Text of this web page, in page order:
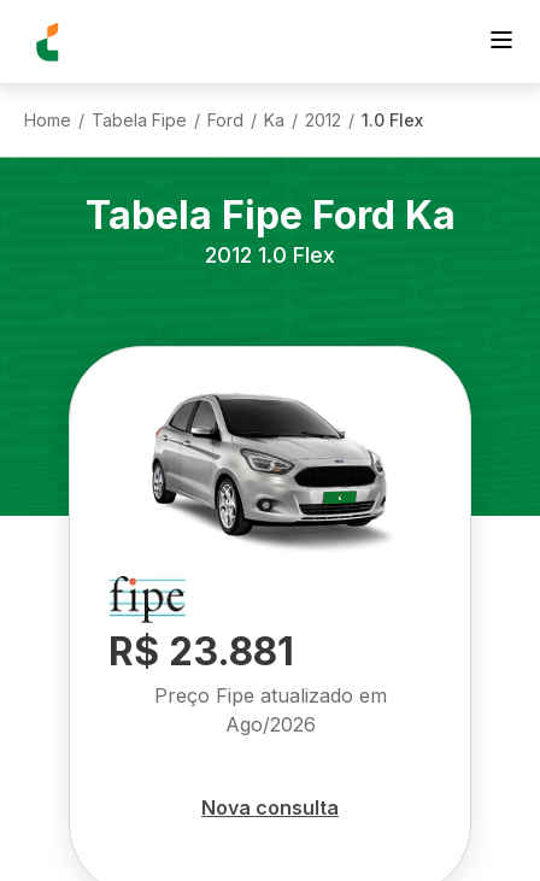
Home / Tabela Fipe / Ford / Ka / 2012 / 1.0 Flex
Tabela Fipe Ford Ka
2012 1.0 Flex
R$ 23.881
Preço Fipe atualizado em
Ago/2026
Nova consulta